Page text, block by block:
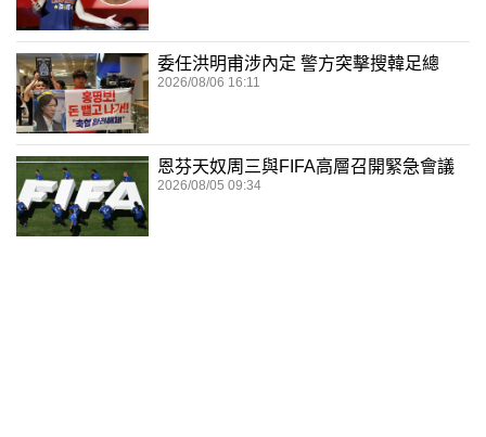
委任洪明甫涉內定 警方突擊搜韓足總
2026/08/06 16:11
恩芬天奴周三與FIFA高層召開緊急會議
2026/08/05 09:34